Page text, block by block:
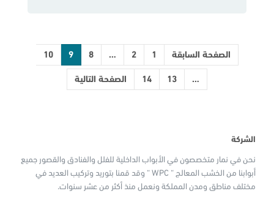
الصفحة السابقة 1
2
…
8
9
10
…
13
14 الصفحة التالية
الشركة
نحن في نمار متخصصون في الأبواب الداخلية للفلل والفنادق والقصور جميع
أبوابنا من الخشب المعالج “ WPC “ وقد قمنا بتوريد وتركيب العديد في
مختلف مناطق ومدن المملكة ونعمل منذ أكثر من عشر سنوات.